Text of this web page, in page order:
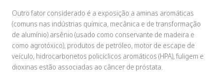
Outro fator considerado é a exposição a aminas aromáticas
(comuns nas indústrias química, mecânica e de transformação
de alumínio) arsênio (usado como conservante de madeira e
como agrotóxico), produtos de petróleo, motor de escape de
veículo, hidrocarbonetos policíclicos aromáticos (HPA), fuligem e
dioxinas estão associadas ao câncer de próstata.